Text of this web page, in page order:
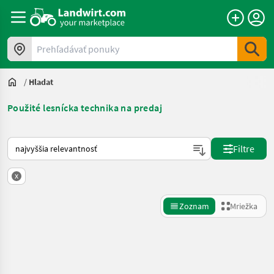
Prehľadávať ponuky
/ Hladat
Použité lesnícka technika na predaj
Takto sa vykonáva triedenie na Landwirt.com
Filtre
x
Zoznam Mriežka